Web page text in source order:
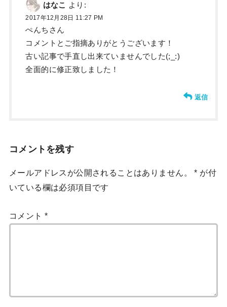
はなこ より:
2017年12月28日 11:27 PM
ぺんちさん
コメントとご指摘ありがとうございます！
古い記事で手直し出来ていませんでした(;_:)
全面的に修正致しました！
返信
コメントを残す
メールアドレスが公開されることはありません。 * が付
いている欄は必須項目です
コメント *